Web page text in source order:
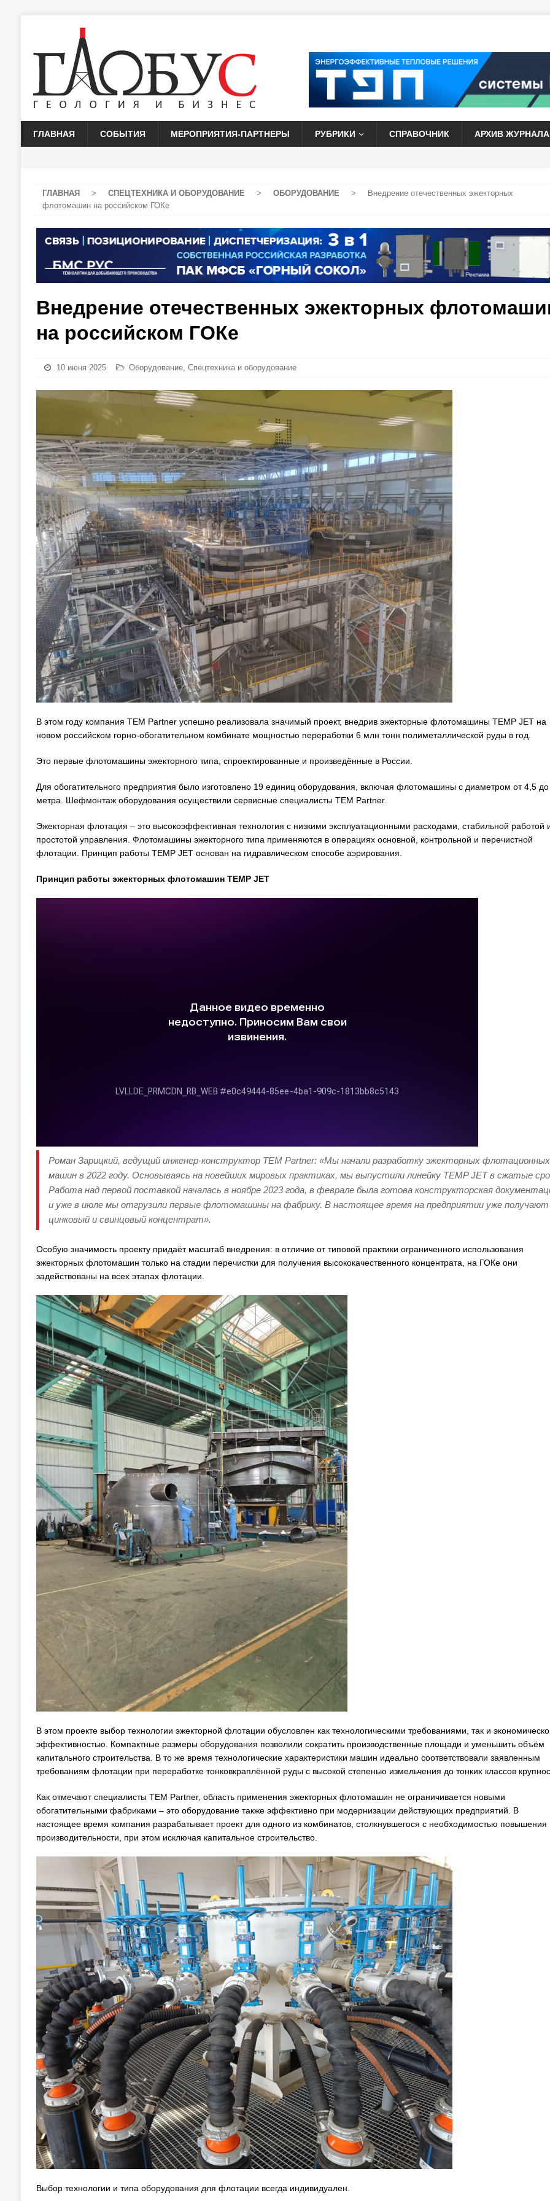
ГЛАВНАЯ СОБЫТИЯ МЕРОПРИЯТИЯ-ПАРТНЕРЫ РУБРИКИ СПРАВОЧНИК АРХИВ ЖУРНАЛА
ГЛАВНАЯ > СПЕЦТЕХНИКА И ОБОРУДОВАНИЕ > ОБОРУДОВАНИЕ >
Внедрение отечественных эжекторных
флотомашин на российском ГОКе
Внедрение отечественных эжекторных
на российском ГОКе
10 июня 2025 Оборудование, Спецтехника и оборудование
В этом году компания ТЕМ Partner успешно реализовала значимый проект, внедрив эжекторные флотомашины TEMP JET на
новом российском горно-обогатительном комбинате мощностью переработки 6 млн тонн полиметаллической руды в год.
Это первые флотомашины эжекторного типа, спроектированные и произведённые в России.
Для обогатительного предприятия было изготовлено 19 единиц оборудования, включая флотомашины с диаметром от 4,5
метра. Шефмонтаж оборудования осуществили сервисные специалисты TEM Partner.
Эжекторная флотация – это высокоэффективная технология с низкими эксплуатационными расходами, стабильной работой
простотой управления. Флотомашины эжекторного типа применяются в операциях основной, контрольной и перечистной
флотации. Принцип работы TEMP JET основан на гидравлическом способе аэрирования.
Принцип работы эжекторных флотомашин TEMP JET
Роман Зарицкий, ведущий инженер-конструктор TEM Partner: «Мы начали разработку эжекторных флотационных
машин в 2022 году. Основываясь на новейших мировых практиках, мы выпустили линейку TEMP JET в сжатые
Работа над первой поставкой началась в ноябре 2023 года, в феврале была готова конструкторская
и уже в июле мы отгрузили первые флотомашины на фабрику. В настоящее время на предприятии уже получают
цинковый и свинцовый концентрат».
Особую значимость проекту придаёт масштаб внедрения: в отличие от типовой практики ограниченного использования
эжекторных флотомашин только на стадии перечистки для получения высококачественного концентрата, на ГОКе они
задействованы на всех этапах флотации.
В этом проекте выбор технологии эжекторной флотации обусловлен как технологическими требованиями, так и
эффективностью. Компактные размеры оборудования позволили сократить производственные площади и уменьшить объём
капитального строительства. В то же время технологические характеристики машин идеально соответствовали заявленным
требованиям флотации при переработке тонковкраплённой руды с высокой степенью измельчения до тонких классов
Как отмечают специалисты ТЕМ Partner, область применения эжекторных флотомашин не ограничивается новыми
обогатительными фабриками – это оборудование также эффективно при модернизации действующих предприятий. В
настоящее время компания разрабатывает проект для одного из комбинатов, столкнувшегося с необходимостью повышения
производительности, при этом исключая капитальное строительство.
Выбор технологии и типа оборудования для флотации всегда индивидуален.